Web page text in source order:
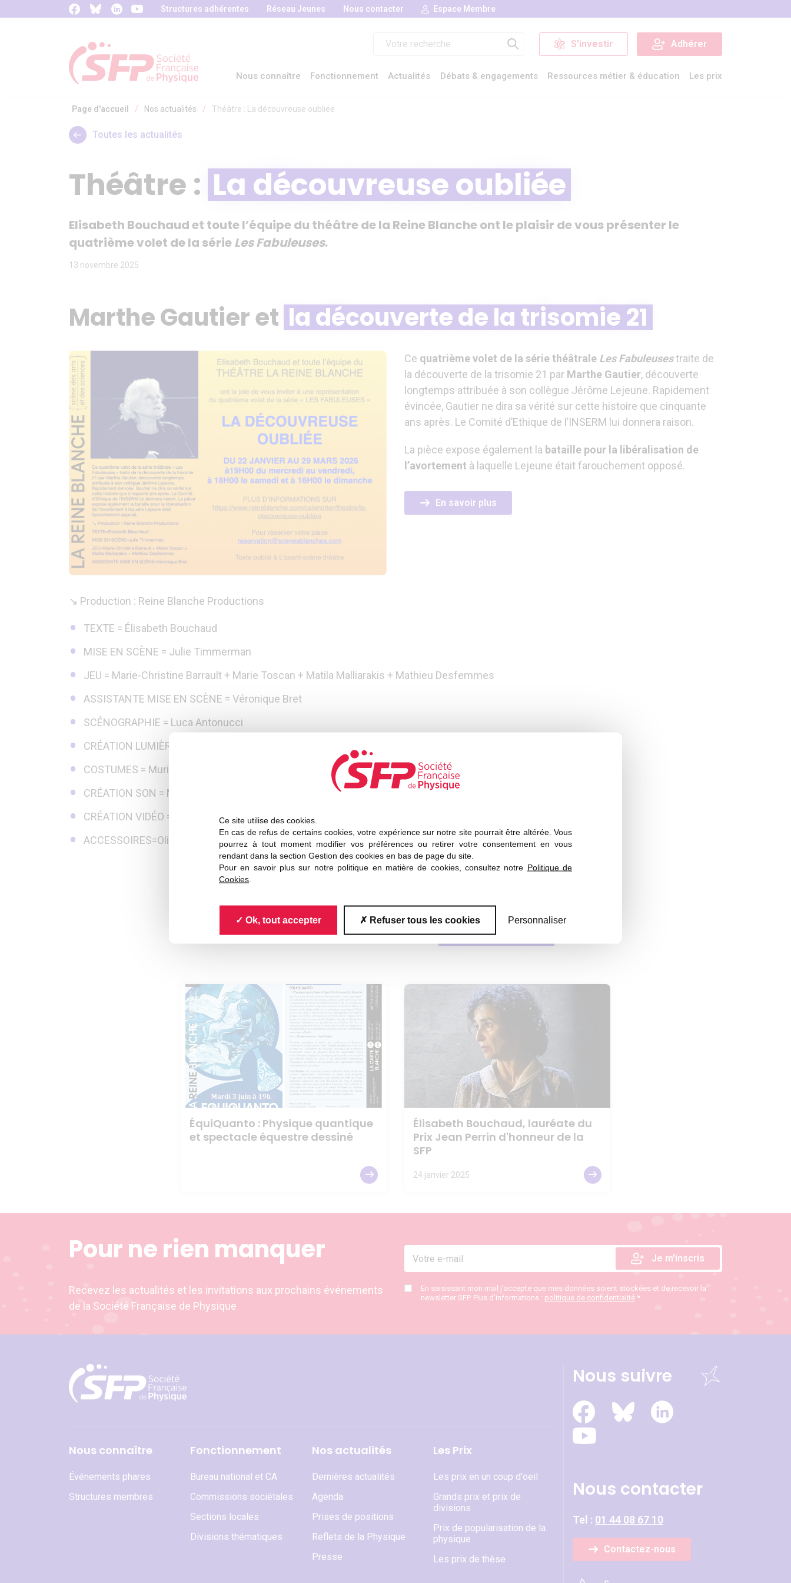
Panneau de gestion des cookies
Ce site utilise des cookies.
En cas de refus de certains cookies, votre expérience sur notre site pourrait être altérée. Vous
pourrez à tout moment modifier vos préférences ou retirer votre consentement en vous
rendant dans la section Gestion des cookies en bas de page du site.
Pour en savoir plus sur notre politique en matière de cookies, consultez notre Politique de
Cookies
Ok, tout accepter Refuser tous les cookies Personnaliser
Structures adhérentes Réseau Jeunes Nous contacter Espace Membre
S'investir Adhérer
Nous connaître Fonctionnement Actualités Débats & engagements Ressources métier & éducation Les prix
Page d'accueil / Nos actualités / Théâtre : La découvreuse oubliée
Toutes les actualités
Théâtre : La découvreuse oubliée
Elisabeth Bouchaud et toute l’équipe du théâtre de la Reine Blanche ont le plaisir de vous présenter le
quatrième volet de la sérieLes Fabuleuses.
13 novembre 2025
Marthe Gautier et la découverte de la trisomie 21
Ce quatrième volet de la série théâtrale Les Fabuleusestraite de
la découverte de la trisomie 21 par Marthe Gautier, découverte
longtemps attribuée à son collègue Jérôme Lejeune. Rapidement
évincée, Gautier ne dira sa vérité sur cette histoire que cinquante
ans après. Le Comité d’Ethique de l’INSERM lui donnera raison.
La pièce expose également la bataille pour la libéralisation de
l’avortement à laquelle Lejeune était farouchement opposé.
En savoir plus
↘ Production : Reine Blanche Productions
TEXTE = Élisabeth Bouchaud
MISE EN SCÈNE = Julie Timmerman
JEU = Marie-Christine Barrault + Marie Toscan + Matila Malliarakis + Mathieu Desfemmes
ASSISTANTE MISE EN SCÈNE = Véronique Bret
SCÉNOGRAPHIE = Luca Antonucci
CRÉATION LUMIÈRES = Philippe Sazerat
COSTUMES = Muriel Mellet
CRÉATION SON = Mme Miniature
CRÉATION VIDÉO = Thomas Bouvet
ACCESSOIRES=Olivier Defrocourt
Autres contenusassociés
ÉquiQuanto : Physique quantique
et spectacle équestre dessiné
Élisabeth Bouchaud, lauréate du
Prix Jean Perrin d'honneur de la
SFP
24 janvier 2025
Pour ne rien manquer
Recevez les actualités et les invitations aux prochains événements
de la Société Française de Physique
En saisissant mon mail j’accepte que mes données soient stockées et de recevoir la
newsletter SFP. Plus d’informations : politique de confidentialité *
Nous connaître
Événements phares
Structures membres
Fonctionnement
Bureau national et CA
Commissions sociétales
Sections locales
Divisions thématiques
Nos actualités
Dernières actualités
Agenda
Prises de positions
Reflets de la Physique
Presse
Les Prix
Les prix en un coup d'oeil
Grands prix et prix de
divisions
Prix de popularisation de la
physique
Les prix de thèse
Nous suivre
Nous contacter
Tel : 01 44 08 67 10
Contactez-nous